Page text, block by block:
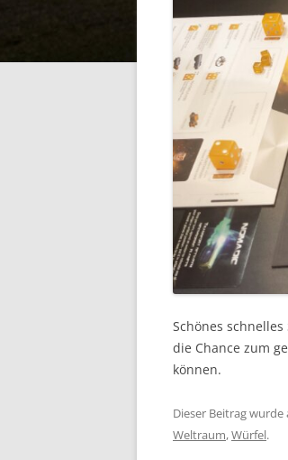
Schönes
die Chance zum
können.
Dieser Beitrag wurde
Weltraum,Würfel.